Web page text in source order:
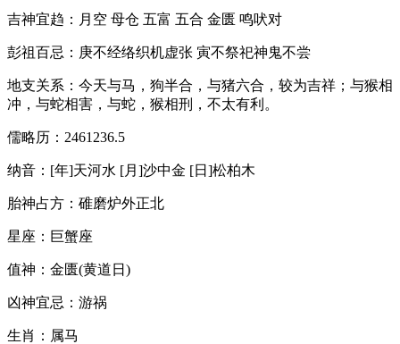
吉神宜趋：月空 母仓 五富 五合 金匮 鸣吠对
彭祖百忌：庚不经络织机虚张 寅不祭祀神鬼不尝
地支关系：今天与马，狗半合，与猪六合，较为吉祥；与猴相
冲，与蛇相害，与蛇，猴相刑，不太有利。
儒略历：2461236.5
纳音：[年]天河水 [月]沙中金 [日]松柏木
胎神占方：碓磨炉外正北
星座：巨蟹座
值神：金匮(黄道日)
凶神宜忌：游祸
生肖：属马